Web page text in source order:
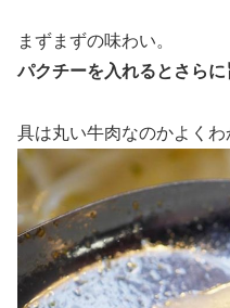
まずまずの味わい。
パクチーを入れるとさらに
具は丸い牛肉なのかよくわ